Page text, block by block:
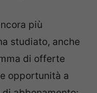
più
studiato, anche
di offerte
opportunità a